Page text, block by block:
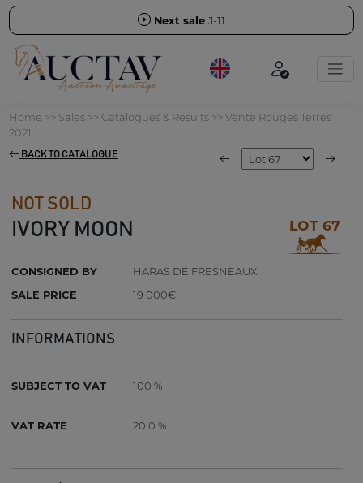
Next sale J-11
Home >> Sales>> Catalogues & Results>> Vente Rouges Terres
2021
BACK TO CATALOGUE
NOT SOLD
IVORY MOON LOT 67
CONSIGNED BY
HARAS DE FRESNEAUX
SALE PRICE
19 000€
INFORMATIONS
SUBJECT TO VAT 100 %
VAT RATE 20.0 %